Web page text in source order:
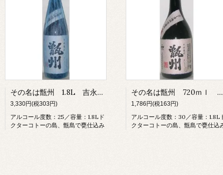
その名は甑州 1.8L 吉永酒造 甕つぼ焼酎 芋焼酎 甑島 薩摩
3,330円(税303円)
アルコール度数：25／容量：1.8Lド
クターコトーの島、甑島で甕仕込み
その名は甑州 720ｍｌ 吉永酒造 甕つぼ焼酎 芋焼酎 甑島 薩摩
1,786円(税163円)
アルコール度数：30／容量：1.8L
クターコトーの島、甑島で甕仕込